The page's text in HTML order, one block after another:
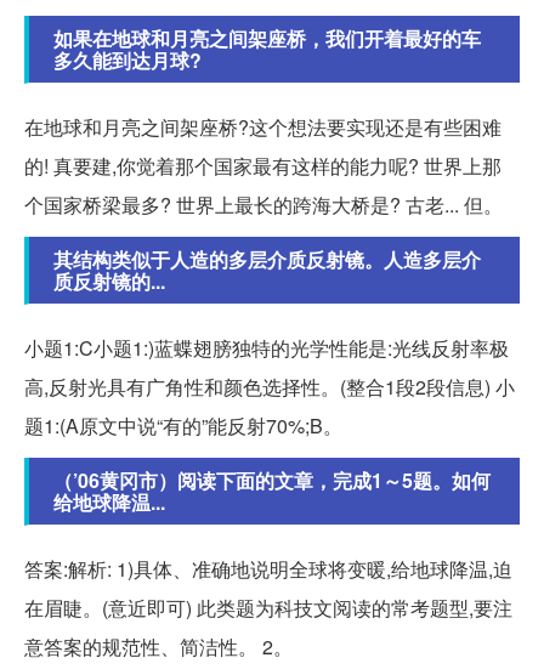
如果在地球和月亮之间架座桥，我们开着最好的车
多久能到达月球?
在地球和月亮之间架座桥?这个想法要实现还是有些困难
的! 真要建,你觉着那个国家最有这样的能力呢? 世界上那
个国家桥梁最多? 世界上最长的跨海大桥是? 古老... 但。
其结构类似于人造的多层介质反射镜。人造多层介
质反射镜的...
小题1:C小题1:)蓝蝶翅膀独特的光学性能是:光线反射率极
高,反射光具有广角性和颜色选择性。(整合1段2段信息) 小
题1:(A原文中说“有的”能反射70%;B。
（’06黄冈市）阅读下面的文章，完成1～5题。如何
给地球降温...
答案:解析: 1)具体、准确地说明全球将变暖,给地球降温,迫
在眉睫。(意近即可) 此类题为科技文阅读的常考题型,要注
意答案的规范性、简洁性。 2。